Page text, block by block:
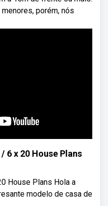
porém, nós
6 x 20 House Plans
House Plans Hola a
modelo de casa de